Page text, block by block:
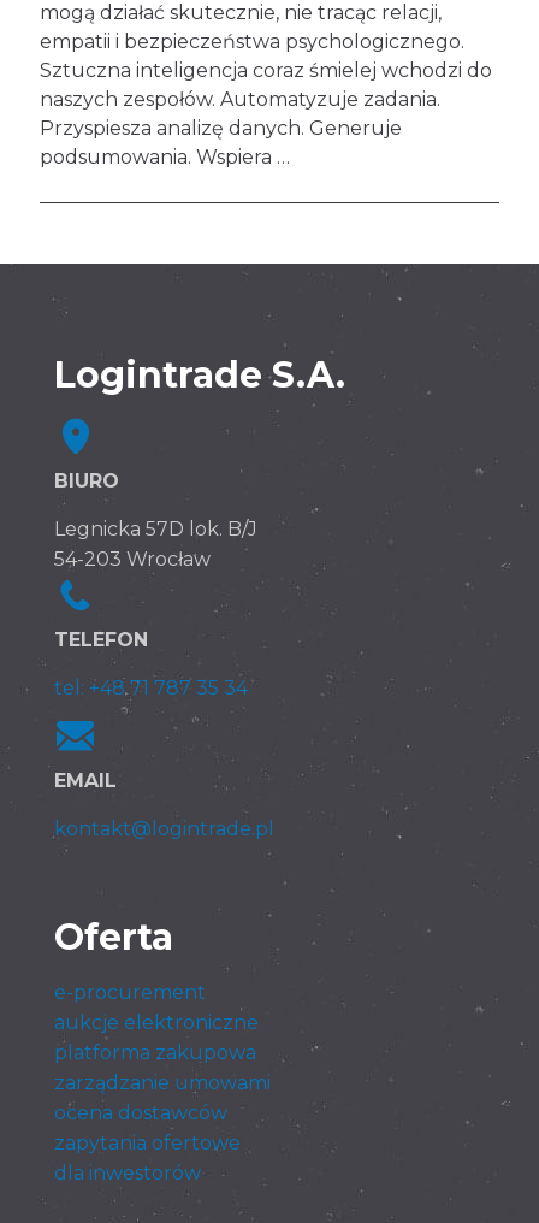
mogą działać skutecznie, nie tracąc relacji,
empatii i bezpieczeństwa psychologicznego.
Sztuczna inteligencja coraz śmielej wchodzi do
naszych zespołów. Automatyzuje zadania.
Przyspiesza analizę danych. Generuje
podsumowania. Wspiera …
Logintrade S.A.
BIURO
Legnicka 57D lok. B/J
54-203 Wrocław
TELEFON
tel: +48 71 787 35 34
EMAIL
kontakt@logintrade.pl
Oferta
e-procurement
aukcje elektroniczne
platforma zakupowa
zarządzanie umowami
ocena dostawców
zapytania ofertowe
dla inwestorów